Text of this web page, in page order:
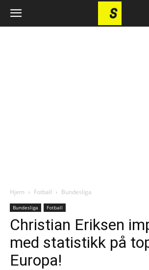
Hjem Fotball Bundesliga
Bundesliga Fotball
Christian Eriksen
med statistikk på
Europa!